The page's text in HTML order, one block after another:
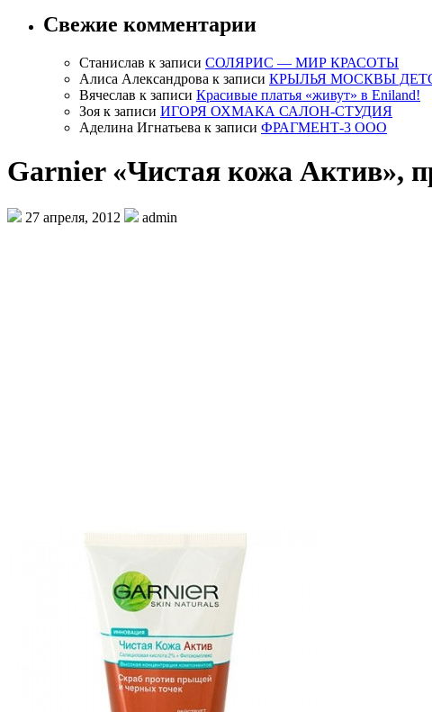
Свежие комментарии
Станислав к записи СОЛЯРИС — МИР КРАСОТЫ
Алиса Александрова к записи КРЫЛЬЯ МОСКВЫ
Вячеслав к записи Красивые платья «живут» в Eniland!
Зоя к записи ИГОРЯ ОХМАКА САЛОН-СТУДИЯ
Аделина Игнатьева к записи ФРАГМЕНТ-3 ООО
Garnier «Чистая кожа Актив»,
27 апреля, 2012 admin